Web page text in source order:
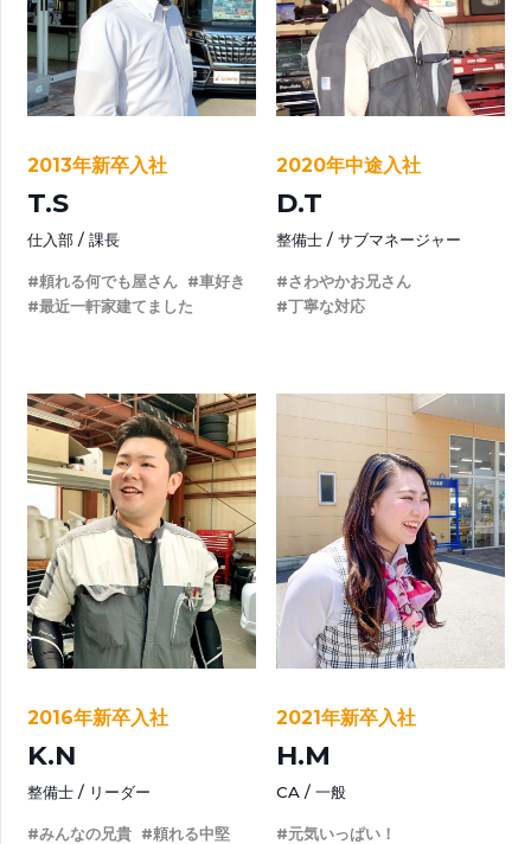
2013年新卒入社
T.S
仕入部 課長
#頼れる何でも屋さん #車好き
#最近一軒家建てました
2020年中途入社
D.T
整備士 サブマネージャー
#さわやかお兄さん
#丁寧な対応
2016年新卒入社
K.N
整備士 リーダー
#みんなの兄貴 #頼れる中堅
2021年新卒入社
H.M
CA 一般
#元気いっぱい！